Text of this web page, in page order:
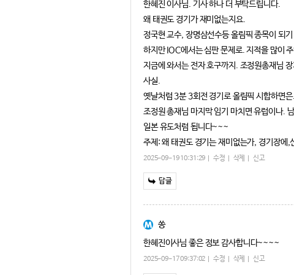
한혜진 이사님. 기사 하나 더 부탁드립니다.
왜 태권도 경기가 재미없는지요.
정국현 교수, 장명삼선수등 올림픽 종목이 되
하지만 IOC에서는 심판 문제로. 지적을 많이
지금에 와서는 전자 호구까지. 조정원총재님
사실.
옛날처럼 3분 3회전 경기로 올림픽 시합하면
조정원 총재님 마지막 임기 마치면 유럽이나.
일본 유도처럼 됩니다~~~
주제: 왜 태권도 경기는 재미없는가, 경기장에,
2025-09-19 10:31:29 수정 삭제 신고
답글
쏭
한혜진이사님 좋은 정보 감사합니다~~~~
2025-09-17 09:37:02 수정 삭제 신고